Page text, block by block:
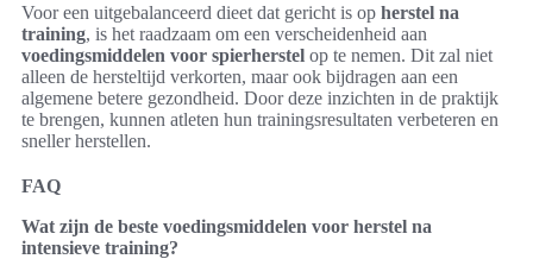
Voor een uitgebalanceerd dieet dat gericht is op herstel na
training, is het raadzaam om een verscheidenheid aan
voedingsmiddelen voor spierherstel op te nemen. Dit zal niet
alleen de hersteltijd verkorten, maar ook bijdragen aan een
algemene betere gezondheid. Door deze inzichten in de praktijk
te brengen, kunnen atleten hun trainingsresultaten verbeteren en
sneller herstellen.
FAQ
Wat zijn de beste voedingsmiddelen voor herstel na
intensieve training?